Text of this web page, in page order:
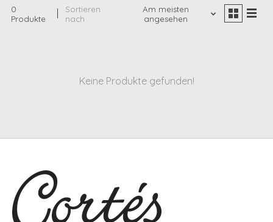
0
Produkte
Sortieren
nach
Am meisten
angesehen
Keine Produkte gefunden!